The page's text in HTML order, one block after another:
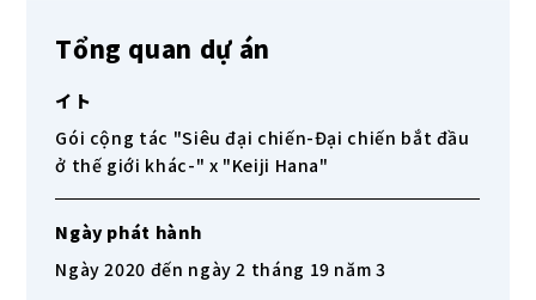
Tổng quan dự án
イ ト
Gói cộng tác "Siêu đại chiến-Đại chiến bắt đầu
ở thế giới khác-" x "Keiji Hana"
Ngày phát hành
Ngày 2020 đến ngày 2 tháng 19 năm 3